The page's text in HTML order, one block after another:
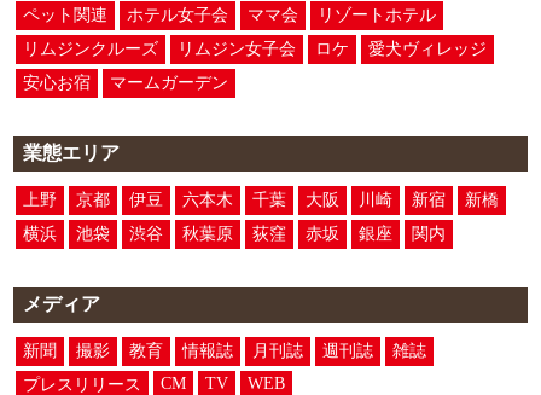
ペット関連
ホテル女子会 ママ会
リゾートホテル
リムジンクルーズ
リムジン女子会 ロケ
愛犬ヴィレッジ
安心お宿
マームガーデン
業態エリア
上野 京都 伊豆 六本木 千葉 大阪 川崎 新宿
新橋
横浜
池袋 渋谷 秋葉原 荻窪 赤坂 銀座 関内
メディア
新聞 撮影 教育 情報誌 月刊誌 週刊誌
雑誌
プレスリリース
CM TV WEB